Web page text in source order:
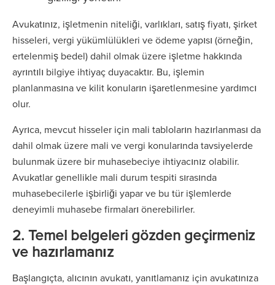
Avukatınız, işletmenin niteliği, varlıkları, satış fiyatı, şirket
hisseleri, vergi yükümlülükleri ve ödeme yapısı (örneğin,
ertelenmiş bedel) dahil olmak üzere işletme hakkında
ayrıntılı bilgiye ihtiyaç duyacaktır. Bu, işlemin
planlanmasına ve kilit konuların işaretlenmesine yardımcı
olur.
Ayrıca, mevcut hisseler için mali tabloların hazırlanması da
dahil olmak üzere mali ve vergi konularında tavsiyelerde
bulunmak üzere bir muhasebeciye ihtiyacınız olabilir.
Avukatlar genellikle mali durum tespiti sırasında
muhasebecilerle işbirliği yapar ve bu tür işlemlerde
deneyimli muhasebe firmaları önerebilirler.
2. Temel belgeleri gözden geçirmeniz
ve hazırlamanız
Başlangıçta, alıcının avukatı, yanıtlamanız için avukatınıza